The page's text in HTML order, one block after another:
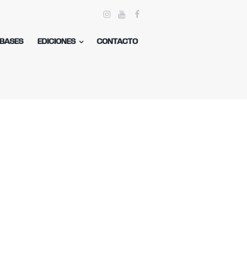
BASES EDICIONES CONTACTO